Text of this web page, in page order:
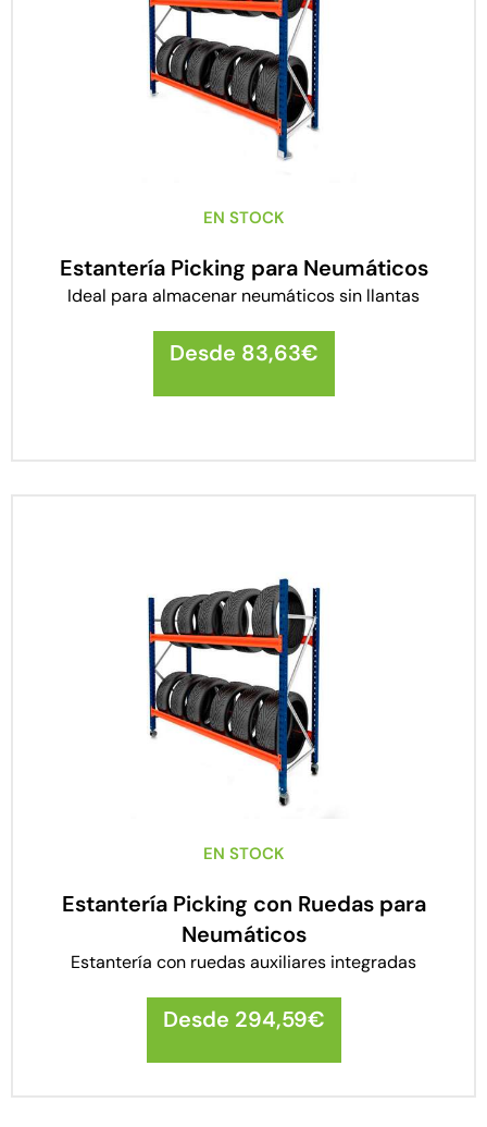
EN STOCK
Estantería Picking para Neumáticos
Ideal para almacenar neumáticos sin llantas
Desde 83,63€
EN STOCK
Estantería Picking con Ruedas para
Neumáticos
Estantería con ruedas auxiliares integradas
Desde 294,59€